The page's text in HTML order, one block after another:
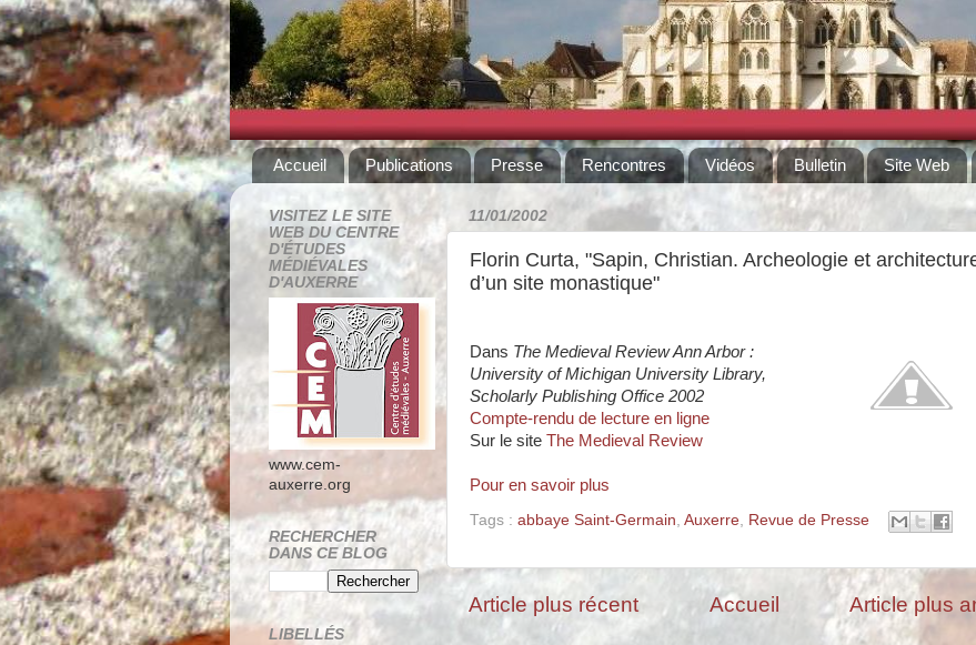
Accueil Publications Presse Rencontres Vidéos Bulletin Site Web
11/01/2002
Florin Curta, "Sapin, Christian. Archeologie et
d’un site monastique"
Dans The Medieval Review Ann Arbor :
University of Michigan University Library,
Scholarly Publishing Office 2002
Compte-rendu de lecture en ligne
Sur le site The Medieval Review
Pour en savoir plus
Tags : abbaye Saint-Germain, Auxerre, Revue de Presse
Article plus récent Article plus
Accueil
VISITEZ LE SITE
WEB DU CENTRE
D'ÉTUDES
MÉDIÉVALES
D'AUXERRE
www.cem-
auxerre.org
RECHERCHER
DANS CE BLOG
LIBELLÉS